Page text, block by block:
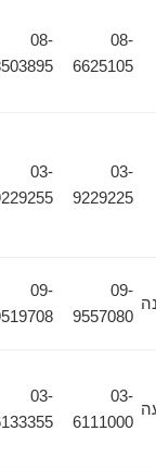
08-
6625105
08-
8503895
03-
9229225
03-
9229255
09-
9557080
09-
9519708
03-
6111000
03-
6133355